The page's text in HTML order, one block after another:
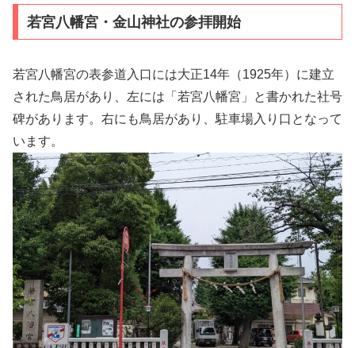
若宮八幡宮・金山神社の参拝開始
若宮八幡宮の表参道入口には大正14年（1925年）に建立
された鳥居があり、左には「若宮八幡宮」と書かれた社号
碑があります。右にも鳥居があり、駐車場入り口となって
います。